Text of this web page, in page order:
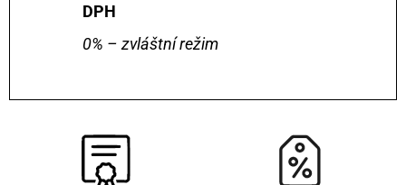
DPH
0% – zvláštní režim